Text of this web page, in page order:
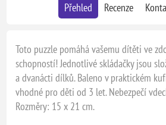
Přehled Recenze
Toto puzzle pomáhá vašemu dítěti ve
schopností! Jednotlivé skládačky jsou
a dvanácti dílků. Baleno v praktickém
vhodné pro děti od 3 let. Nebezpečí
Rozměry: 15 x 21 cm.